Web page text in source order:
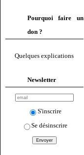
Pourquoi faire un
don ?
Quelques explications
Newsletter
S'inscrire
Se désinscrire